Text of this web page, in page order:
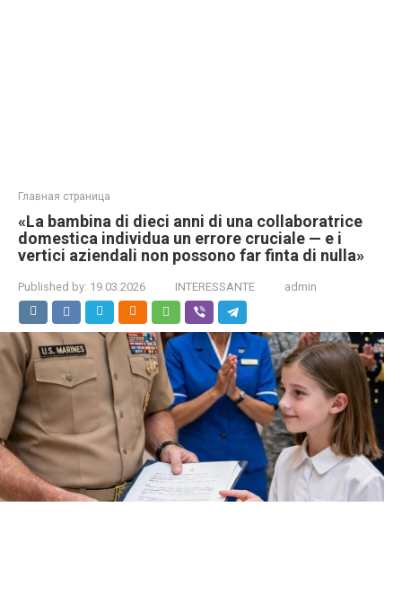
Главная страница
«La bambina di dieci anni di una collaboratrice
domestica individua un errore cruciale — e i
vertici aziendali non possono far finta di nulla»
Published by: 19.03.2026 INTERESSANTE admin